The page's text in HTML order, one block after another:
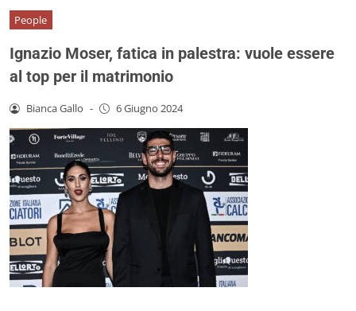
People
Ignazio Moser, fatica in palestra: vuole essere
al top per il matrimonio
Bianca Gallo - 6 Giugno 2024